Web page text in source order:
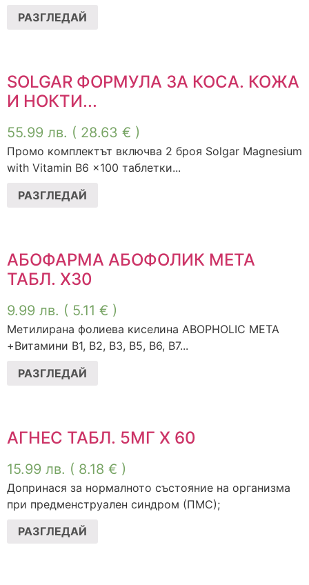
РАЗГЛЕДАЙ
SOLGAR ФОРМУЛА ЗА КОСА. КОЖА
И НОКТИ...
55.99 лв. ( 28.63 € )
Промо комплектът включва 2 броя Solgar Magnesium
with Vitamin B6 x100 таблетки...
РАЗГЛЕДАЙ
АБОФАРМА АБОФОЛИК МЕТА
ТАБЛ. Х30
9.99 лв. ( 5.11 € )
Метилирана фолиева киселина ABOPHOLIC META
+Витамини B1, B2, B3, B5, B6, B7...
РАЗГЛЕДАЙ
АГНЕС ТАБЛ. 5МГ Х 60
15.99 лв. ( 8.18 € )
Допринася за нормалното състояние на организма
при предменструален синдром (ПМС);
РАЗГЛЕДАЙ